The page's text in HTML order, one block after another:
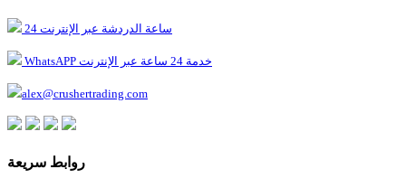
24 ساعة الدردشة عبر الإنترنت
WhatsAPP خدمة 24 ساعة عبر الإنترنت
alex@crushertrading.com
روابط سريعة